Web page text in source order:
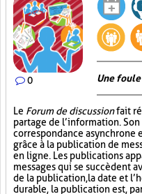
0 Une foule
Le Forum de discussionfait
partage de l’information.
correspondance asynchrone
grâce à la publication de
en ligne. Les publications
messages qui se succèdent
de la publication, la date et
durable, la publication est,